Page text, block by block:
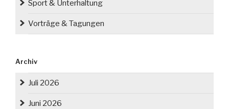
Sport & Unterhaltung
Vorträge & Tagungen
Archiv
Juli 2026
Juni 2026